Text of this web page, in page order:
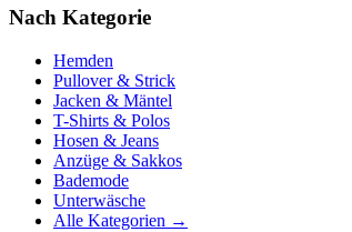
Nach Kategorie
Hemden
Pullover & Strick
Jacken & Mäntel
T-Shirts & Polos
Hosen & Jeans
Anzüge & Sakkos
Bademode
Unterwäsche
Alle Kategorien →